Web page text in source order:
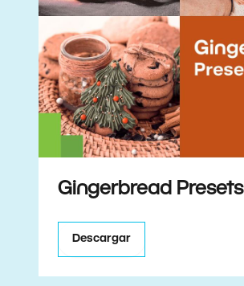
Gingerbread Presets
Descargar